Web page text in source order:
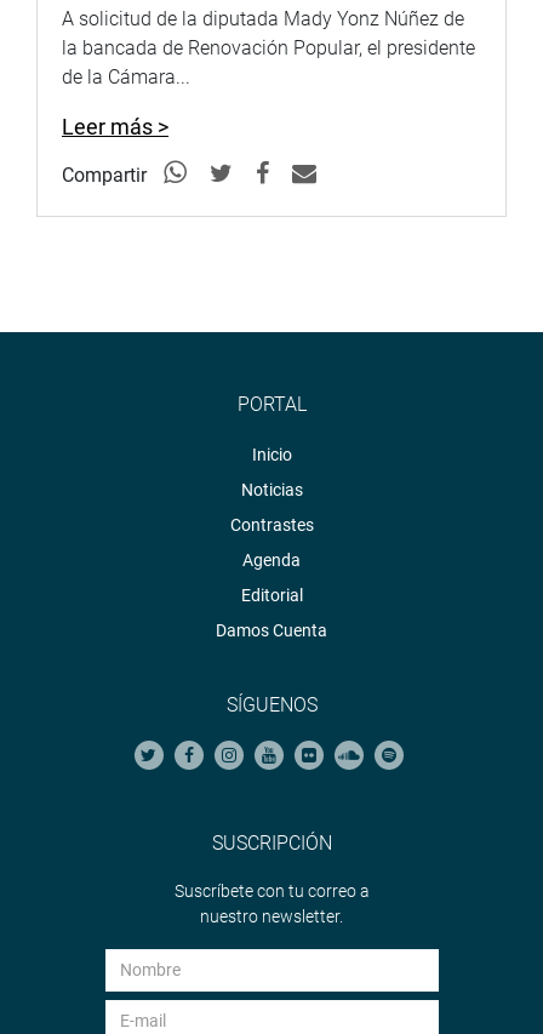
A solicitud de la diputada Mady Yonz Núñez de
la bancada de Renovación Popular, el presidente
de la Cámara...
Leer más >
Compartir
PORTAL
Inicio
Noticias
Contrastes
Agenda
Editorial
Damos Cuenta
SÍGUENOS
SUSCRIPCIÓN
Suscríbete con tu correo a
nuestro newsletter.